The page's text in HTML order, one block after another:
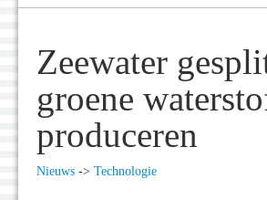
Zeewater
groene
produceren
Nieuws -> Technologie